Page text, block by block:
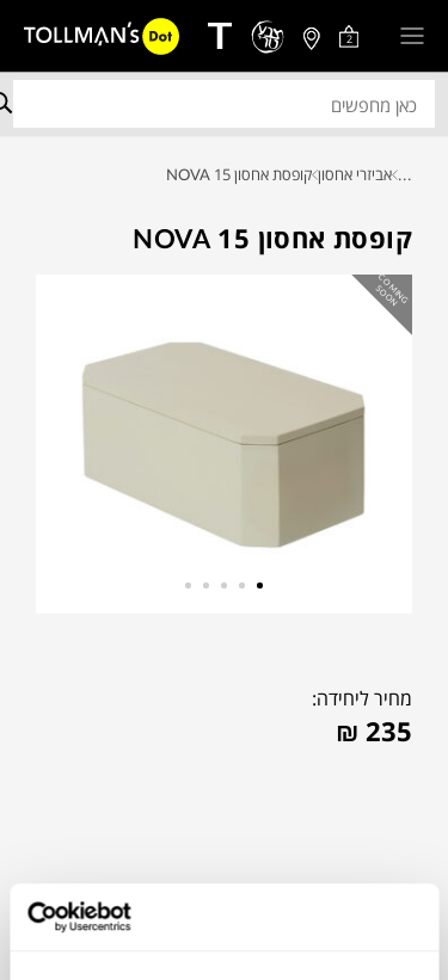
2
... אביזרי אחסון קופסת אחסון NOVA 15
קופסת אחסון NOVA 15
C
O
M
IN
G
S
O
O
N
מחיר ליחידה:
₪ 235